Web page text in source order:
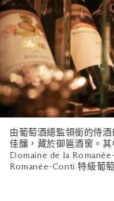
由葡萄酒總監領銜的侍
佳釀，藏於御匾酒窖。
Domaine de la
Romanée-Conti 特級葡